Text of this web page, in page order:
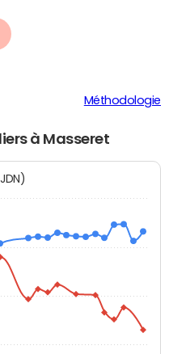
Méthodologie
à Masseret
JDN)